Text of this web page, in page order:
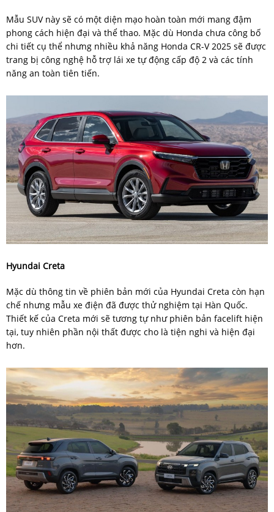
Mẫu SUV này sẽ có một diện mạo hoàn toàn mới mang đậm
phong cách hiện đại và thể thao. Mặc dù Honda chưa công bố
chi tiết cụ thể nhưng nhiều khả năng Honda CR-V 2025 sẽ được
trang bị công nghệ hỗ trợ lái xe tự động cấp độ 2 và các tính
năng an toàn tiên tiến.
Hyundai Creta
Mặc dù thông tin về phiên bản mới của Hyundai Creta còn hạn
chế nhưng mẫu xe điện đã được thử nghiệm tại Hàn Quốc.
Thiết kế của Creta mới sẽ tương tự như phiên bản facelift hiện
tại, tuy nhiên phần nội thất được cho là tiện nghi và hiện đại
hơn.